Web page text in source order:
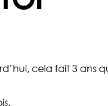
cela fait 3 ans